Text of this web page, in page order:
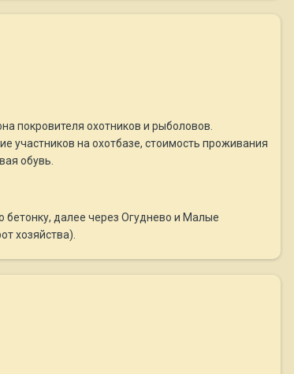
покровителя охотников и рыболовов.
участников на охотбазе, стоимость проживания
обувь.
далее через Огуднево и Малые
хозяйства).